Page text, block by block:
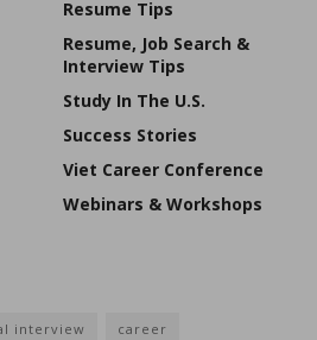
Resume Tips
Resume, Job Search &
Interview Tips
Study In The U.S.
Success Stories
Viet Career Conference
Webinars & Workshops
interview career